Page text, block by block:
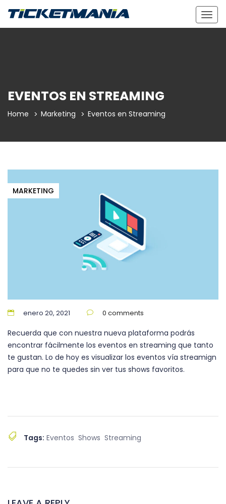
EVENTOS EN STREAMING
Home Marketing Eventos en Streaming
MARKETING
enero 20, 2021 0 comments
Recuerda que con nuestra nueva plataforma podrás
encontrar fácilmente los eventos en streaming que tanto
te gustan. Lo de hoy es visualizar los eventos vía streamign
para que no te quedes sin ver tus shows favoritos.
Tags: Eventos Shows Streaming